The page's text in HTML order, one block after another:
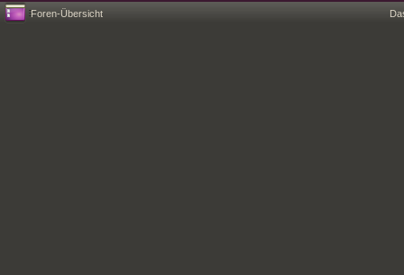
Foren-Übersicht